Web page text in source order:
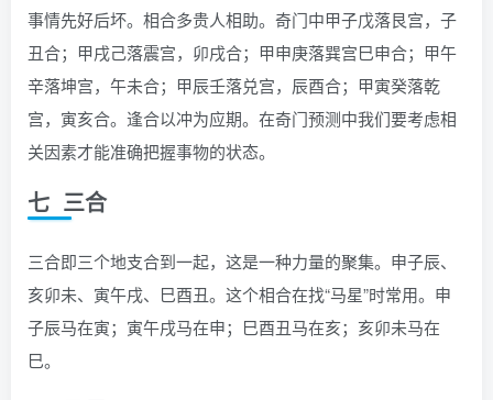
事情先好后坏。相合多贵人相助。奇门中甲子戊落艮宫，子
丑合；甲戌己落震宫，卯戌合；甲申庚落巽宫巳申合；甲午
辛落坤宫，午未合；甲辰壬落兑宫，辰酉合；甲寅癸落乾
宫，寅亥合。逢合以冲为应期。在奇门预测中我们要考虑相
关因素才能准确把握事物的状态。
七 三合
三合即三个地支合到一起，这是一种力量的聚集。申子辰、
亥卯未、寅午戌、巳酉丑。这个相合在找“马星”时常用。申
子辰马在寅；寅午戌马在申；巳酉丑马在亥；亥卯未马在
巳。